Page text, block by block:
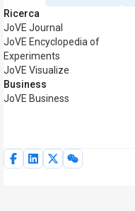
Ricerca
JoVE Journal
JoVE Encyclopedia of
Experiments
JoVE Visualize
Business
JoVE Business